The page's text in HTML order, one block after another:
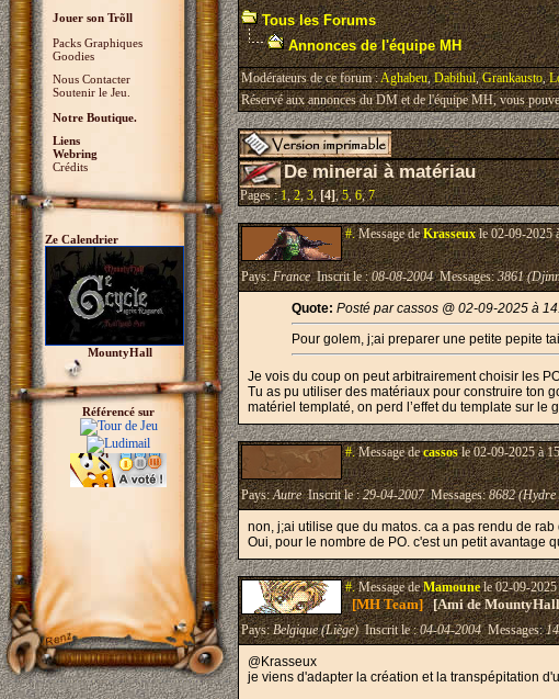
Jouer son Trõll
Packs Graphiques
Goodies
Nous Contacter
Soutenir le Jeu.
Notre Boutique.
Liens
Webring
Crédits
Ze Calendrier
MountyHall
Référencé sur
Tous les Forums
Annonces de l'équipe MH
Modérateurs de ce forum :Aghabeu,Dabihul,Grankausto,
Réservé aux annonces du DM et de l'équipe MH, vous
De minerai à matériau
Pages :1,2,3,[4],5,6,7
#.Message deKrasseuxle 02-09-2025
Pays:FranceInscrit le :08-08-2004Messages:3861
Quote: Posté par cassos @ 02-09-2025 à
Pour golem, j;ai preparer une petite pepite
Je vois du coup on peut arbitrairement choisir les
Tu as pu utiliser des matériaux pour construire ton
matériel templaté, on perd l’effet du template sur le
#.Message decassosle 02-09-2025 à
Pays:AutreInscrit le :29-04-2007Messages:8682 (Hydre
non, j;ai utilise que du matos. ca a pas rendu de rab
Oui, pour le nombre de PO. c'est un petit avantage
#.Message deMamounele 02-09-2025
[MH Team][Ami de
Pays:Belgique (Liège)Inscrit le :04-04-2004Messages:
@Krasseux
je viens d'adapter la création et la transpépitation